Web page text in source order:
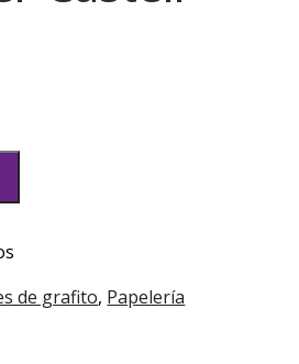
de grafito, Papelería